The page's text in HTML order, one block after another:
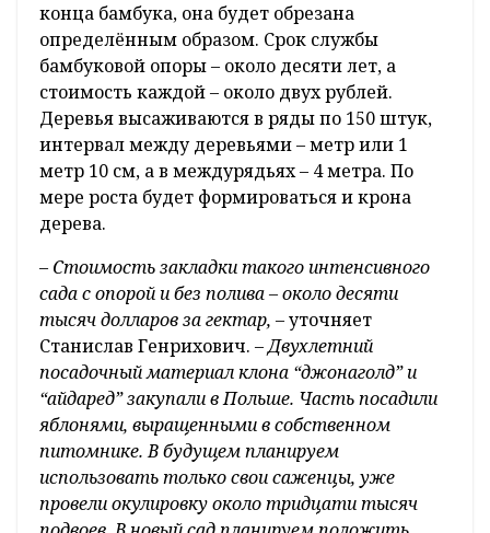
конца бамбука, она будет обрезана
определённым образом. Срок службы
бамбуковой опоры – около десяти лет, а
стоимость каждой – около двух рублей.
Деревья высаживаются в ряды по 150 штук,
интервал между деревьями – метр или 1
метр 10 см, а в междурядьях – 4 метра. По
мере роста будет формироваться и крона
дерева.
– Стоимость закладки такого интенсивного
сада с опорой и без полива – около десяти
тысяч долларов за гектар, – уточняет
Станислав Генрихович. –Двухлетний
посадочный материал клона “джонаголд” и
“айдаред” закупали в Польше. Часть посадили
яблонями, выращенными в собственном
питомнике. В будущем планируем
использовать только свои саженцы, уже
провели окулировку около тридцати тысяч